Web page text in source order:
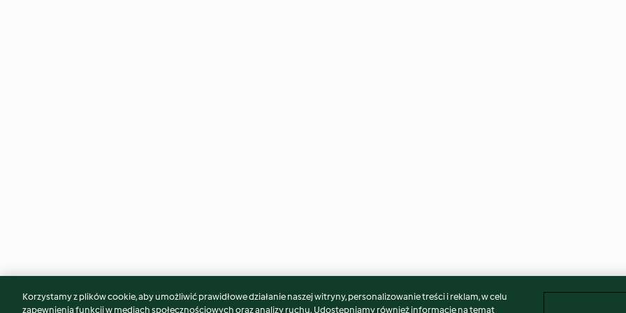
Może spodoba Ci się również...
Korzystamy z plików cookie, aby umożliwić prawidłowe działanie naszej witryny, personalizowanie treści i reklam, w celu
zapewnienia funkcji w mediach społecznościowych oraz analizy ruchu. Udostępniamy również informacje na temat